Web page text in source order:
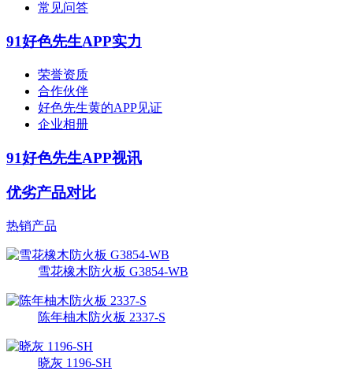
常见问答
91好色先生APP实力
荣誉资质
合作伙伴
好色先生黄的APP见证
企业相册
91好色先生APP视讯
优劣产品对比
热销产品
雪花橡木防火板 G3854-WB
陈年柚木防火板 2337-S
晓灰 1196-SH